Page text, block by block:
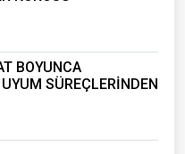
BOYUNCA
SÜREÇLERİNDEN